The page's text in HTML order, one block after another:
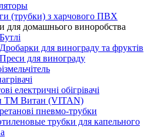
(трубки) з харчового ПВХ
для домашнього виноробства
Бутлі
Дробарки для винограду та фруктів
Преси для винограду
електричні обігрівачі
ТМ Витан (VITAN)
пневмо-трубки
трубки для капельного